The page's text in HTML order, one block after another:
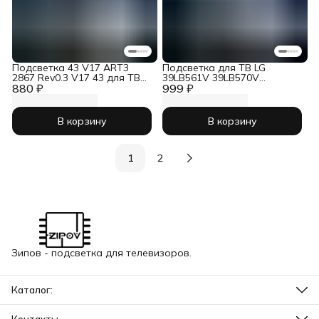
880 ₽
Подсветка 43 V17 ART3
2867 Rev0.3 V17 43 для ТВ
LG 43UJ651V 43LJ622V
В корзину
999 ₽
Подсветка для ТВ LG
39LB561V 39LB570V
39LB580V 39LB650V
В корзину
1 2
Зипов - подсветка для телевизоров.
Каталог:
Оснастка для ремонта ТВ